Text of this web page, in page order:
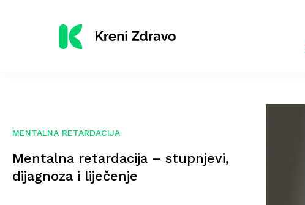
MENTALNA RETARDACIJA
Mentalna retardacija – stupnjevi,
dijagnoza i liječenje